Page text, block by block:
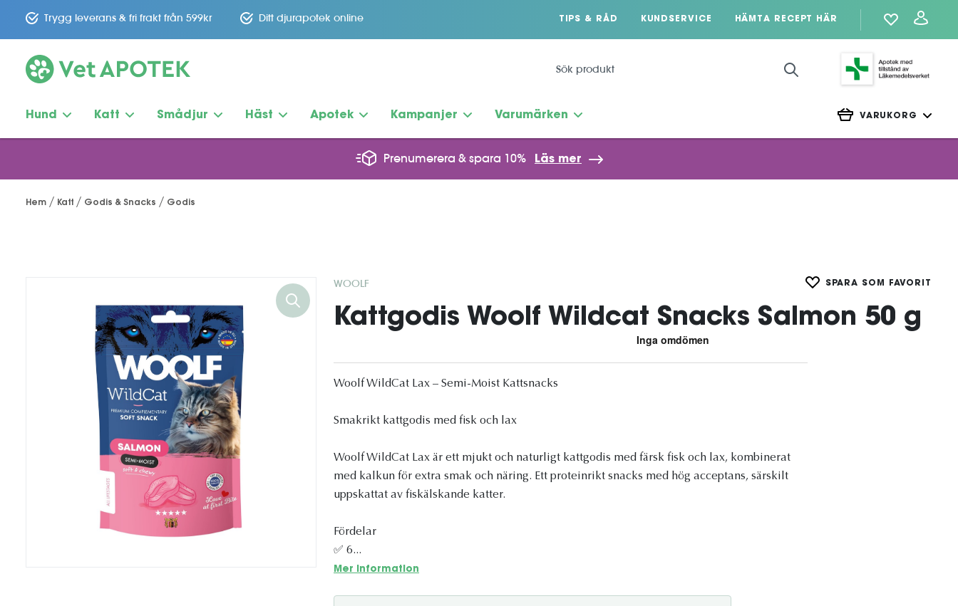
Trygg leverans & fri frakt från 599kr Ditt djurapotek online TIPS & RÅD KUNDSERVICE HÄMTA RECEPT HÄR
Hund Katt Smådjur Häst Apotek Kampanjer Varumärken VARUKORG
Prenumerera & spara 10% Läs mer
Hem Katt Godis & Snacks Godis
WOOLF SPARA SOM FAVORIT
Kattgodis Woolf Wildcat Snacks Salmon 50 g
Woolf WildCat Lax – Semi-Moist Kattsnacks
Smakrikt kattgodis med fisk och lax
Woolf WildCat Lax är ett mjukt och naturligt kattgodis med färsk fisk och lax, kombinerat
med kalkun för extra smak och näring. Ett proteinrikt snacks med hög acceptans, särskilt
uppskattat av fiskälskande katter.
Fördelar
✅ 6...
Mer information